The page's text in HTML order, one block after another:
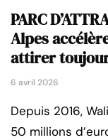
PARC
Alpes
attirer
6 avril 2026
Depuis 2016,
50 millions